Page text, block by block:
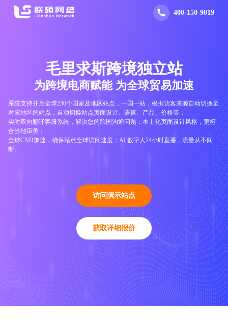
400-150-9019
毛里求斯跨境独立站
为跨境电商赋能 为全球贸易加速
系统支持开启全球230个国家及地区站点，一国一站，根据访客来源自动切换至
对应地区的站点，自动切换站点页面设计、语言、产品、价格等；
实时双向翻译客服系统，解决您的跨国沟通问题；本土化页面设计风格，更符
合当地审美；
全球CND加速，确保站点全球访问速度；AI 数字人24小时直播，流量从不间
断。
访问演示站点
获取详细报价